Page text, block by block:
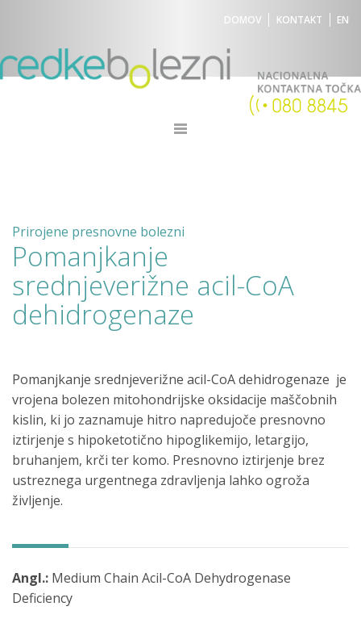
DOMOV KONTAKT EN
Prirojene presnovne bolezni
Pomanjkanje
srednjeverižne acil-CoA
dehidrogenaze
Pomanjkanje srednjeverižne acil-CoA dehidrogenaze je
vrojena bolezen mitohondrijske oksidacije maščobnih
kislin, ki jo zaznamuje hitro napredujoče presnovno
iztirjenje s hipoketotično hipoglikemijo, letargijo,
bruhanjem, krči ter komo. Presnovno iztirjenje brez
ustreznega urgentnega zdravljenja lahko ogroža
življenje.
Angl.: Medium Chain Acil-CoA Dehydrogenase
Deficiency